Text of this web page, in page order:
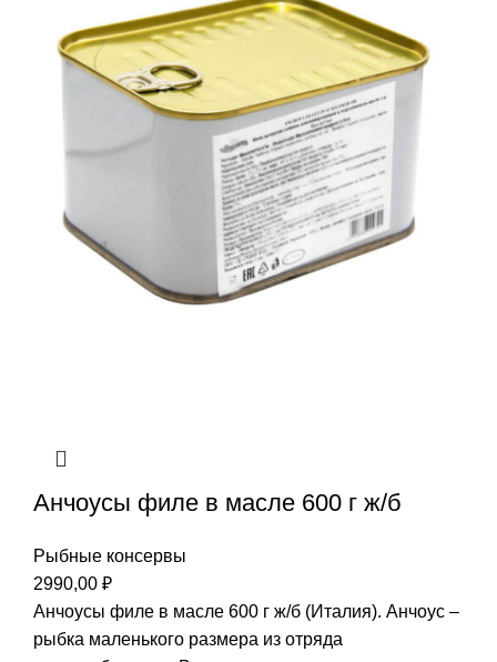
Анчоусы филе в масле 600 г ж/б
Рыбные консервы
2990,00 ₽
Анчоусы филе в масле 600 г ж/б (Италия). Анчоус –
рыбка маленького размера из отряда